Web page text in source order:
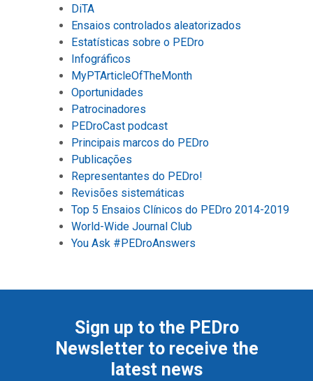
DiTA
Ensaios controlados aleatorizados
Estatísticas sobre o PEDro
Infográficos
MyPTArticleOfTheMonth
Oportunidades
Patrocinadores
PEDroCast podcast
Principais marcos do PEDro
Publicações
Representantes do PEDro!
Revisões sistemáticas
Top 5 Ensaios Clínicos do PEDro 2014-2019
World-Wide Journal Club
You Ask #PEDroAnswers
Sign up to the PEDro
Newsletter to receive the
latest news